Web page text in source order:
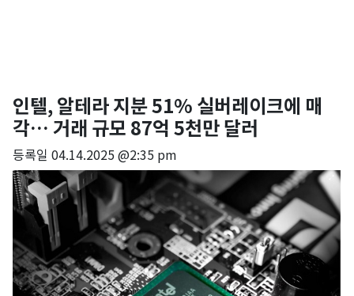
인텔, 알테라 지분 51% 실버레이크에 매
각… 거래 규모 87억 5천만 달러
등록일 04.14.2025 @2:35 pm